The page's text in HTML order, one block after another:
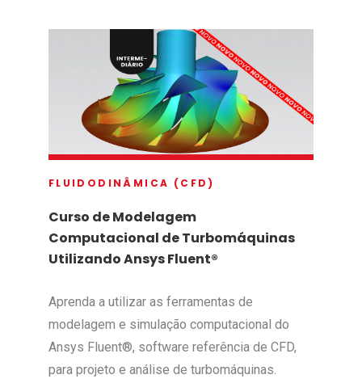
FLUIDODINÂMICA (CFD)
Curso de Modelagem
Computacional de Turbomáquinas
Utilizando Ansys Fluent®
Aprenda a utilizar as ferramentas de
modelagem e simulação computacional do
Ansys Fluent®, software referência de CFD,
para projeto e análise de turbomáquinas.